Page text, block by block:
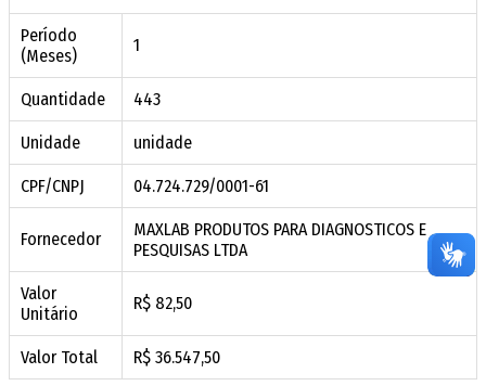
Período
(Meses)
1
Quantidade 443
Unidade unidade
CPF/CNPJ 04.724.729/0001-61
Fornecedor
MAXLAB PRODUTOS PARA DIAGNOSTICOS E
PESQUISAS LTDA
Valor
Unitário
R$ 82,50
Valor Total R$ 36.547,50